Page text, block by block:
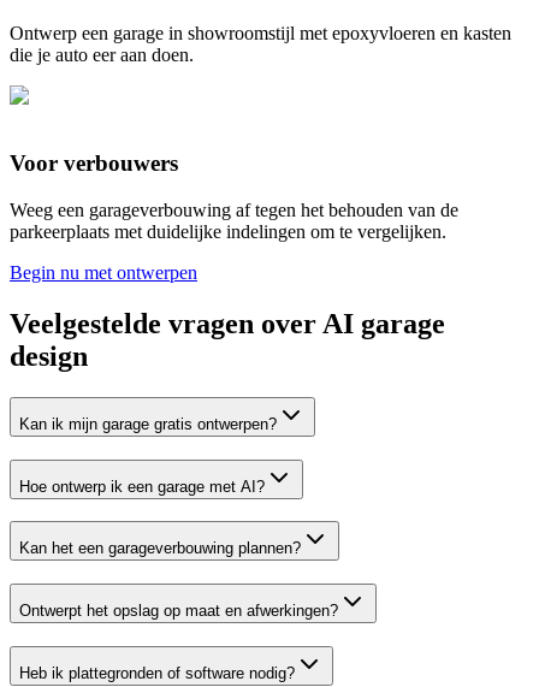
Ontwerp een garage in showroomstijl met epoxyvloeren en kasten
die je auto eer aan doen.
Voor verbouwers
Weeg een garageverbouwing af tegen het behouden van de
parkeerplaats met duidelijke indelingen om te vergelijken.
Begin nu met ontwerpen
Veelgestelde vragen over AI garage
design
Kan ik mijn garage gratis ontwerpen?
Hoe ontwerp ik een garage met AI?
Kan het een garageverbouwing plannen?
Ontwerpt het opslag op maat en afwerkingen?
Heb ik plattegronden of software nodig?